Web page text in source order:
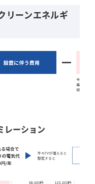
リーンエネルギ
レーション